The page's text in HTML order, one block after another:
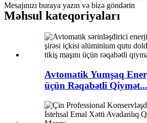
Mesajınızı buraya yazın və bizə göndərin
Məhsul kateqoriyaları
Avtomatik Yumşaq
üçün Rəqabətli Qiymət...